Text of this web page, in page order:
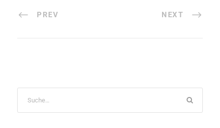
PREV NEXT